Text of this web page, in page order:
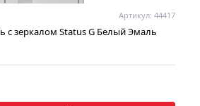
Артикул: 44417
с зеркалом Status G Белый Эмаль